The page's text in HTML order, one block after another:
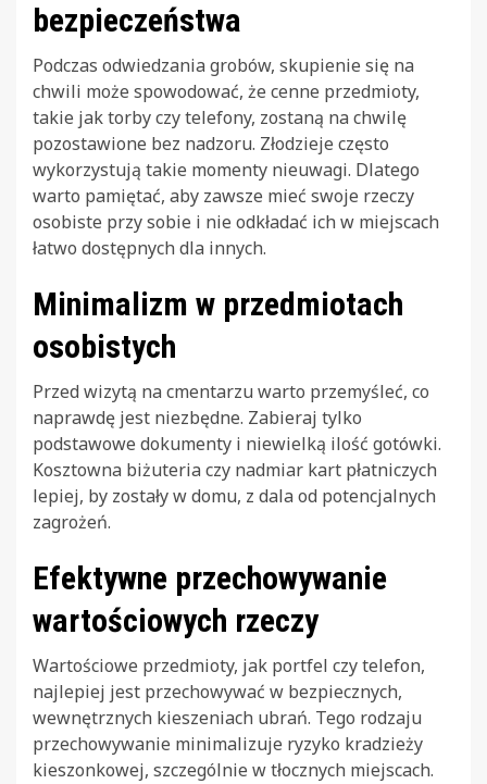
bezpieczeństwa
Podczas odwiedzania grobów, skupienie się na
chwili może spowodować, że cenne przedmioty,
takie jak torby czy telefony, zostaną na chwilę
pozostawione bez nadzoru. Złodzieje często
wykorzystują takie momenty nieuwagi. Dlatego
warto pamiętać, aby zawsze mieć swoje rzeczy
osobiste przy sobie i nie odkładać ich w miejscach
łatwo dostępnych dla innych.
Minimalizm w przedmiotach
osobistych
Przed wizytą na cmentarzu warto przemyśleć, co
naprawdę jest niezbędne. Zabieraj tylko
podstawowe dokumenty i niewielką ilość gotówki.
Kosztowna biżuteria czy nadmiar kart płatniczych
lepiej, by zostały w domu, z dala od potencjalnych
zagrożeń.
Efektywne przechowywanie
wartościowych rzeczy
Wartościowe przedmioty, jak portfel czy telefon,
najlepiej jest przechowywać w bezpiecznych,
wewnętrznych kieszeniach ubrań. Tego rodzaju
przechowywanie minimalizuje ryzyko kradzieży
kieszonkowej, szczególnie w tłocznych miejscach.